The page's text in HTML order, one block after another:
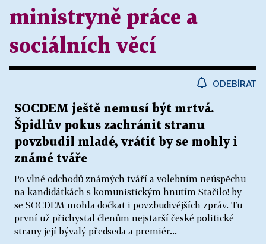
ministryně práce a
sociálních věcí
ODEBÍRAT
SOCDEM ještě nemusí být mrtvá.
Špidlův pokus zachránit stranu
povzbudil mladé, vrátit by se mohly i
známé tváře
Po vlně odchodů známých tváří a volebním neúspěchu
na kandidátkách s komunistickým hnutím Stačilo! by
se SOCDEM mohla dočkat i povzbudivějších zpráv. Tu
první už přichystal členům nejstarší české politické
strany její bývalý předseda a premiér...